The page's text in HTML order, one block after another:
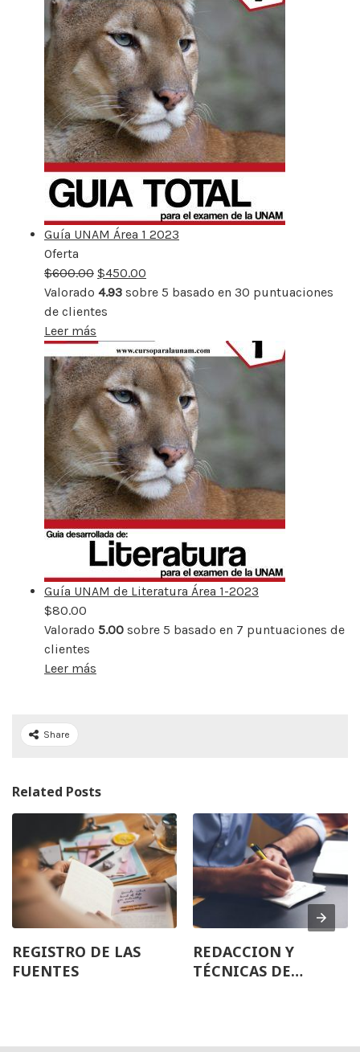
Guía UNAM Área 1 2023
Oferta
rebajado
$600.00 $450.00
Valorado 4.93 sobre 5 basado en 30 puntuaciones
de clientes
Leer más
Guía UNAM de Literatura Área 1-2023
$80.00
Valorado 5.00 sobre 5 basado en 7 puntuaciones de
clientes
Leer más
Share
Related Posts
REGISTRO DE LAS
FUENTES
REDACCION Y
TÉCNICAS DE